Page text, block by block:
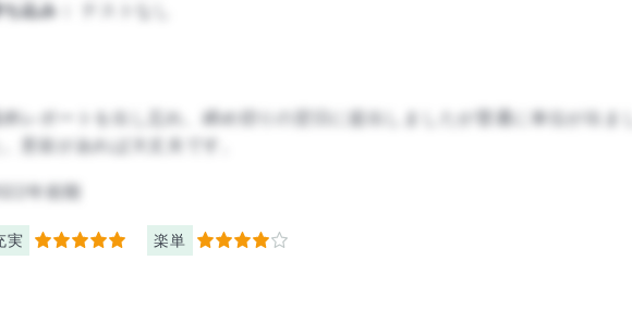
ち込み：
終レポートを出し忘れ、締め切りの翌日に提出しましたが普通に単位が出まし
。意欲があれば大丈夫です。
実 5 楽単 4